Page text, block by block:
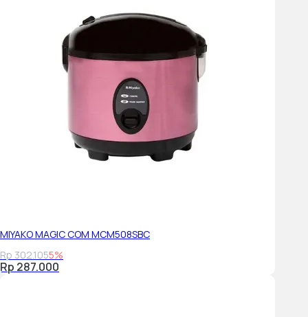
MIYAKO MAGIC COM MCM508SBC
Rp 302.1055%
Rp 287.000